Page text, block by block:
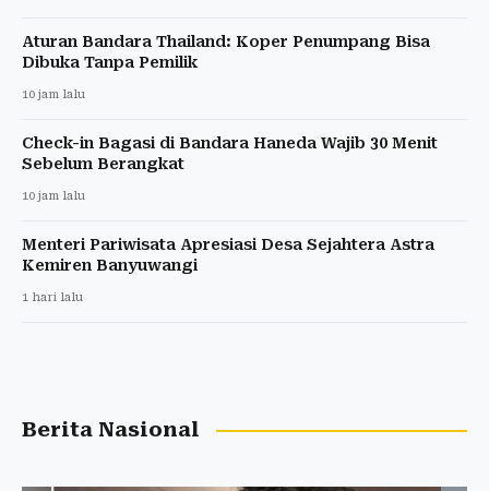
Aturan Bandara Thailand: Koper Penumpang Bisa
Dibuka Tanpa Pemilik
10 jam lalu
Check-in Bagasi di Bandara Haneda Wajib 30 Menit
Sebelum Berangkat
10 jam lalu
Menteri Pariwisata Apresiasi Desa Sejahtera Astra
Kemiren Banyuwangi
1 hari lalu
Berita Nasional